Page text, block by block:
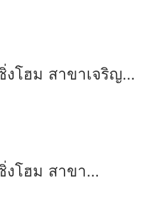
งโฮม สาขาเจริญ
งโฮม สาขา